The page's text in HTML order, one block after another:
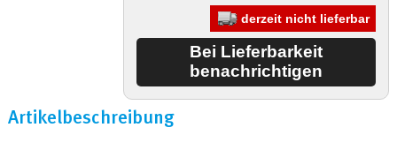
derzeit nicht lieferbar
Artikelbeschreibung